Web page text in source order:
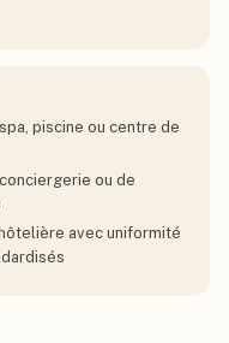
piscine ou centre de
ou de
avec uniformité